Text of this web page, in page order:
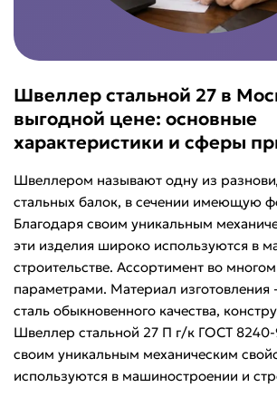
Швеллер стальной 27 в
выгодной цене: основные
характеристики и сферы
Швеллером называют одну из
стальных балок, в сечении имеющую
Благодаря своим уникальным
эти изделия широко используются в
строительстве. Ассортимент во
параметрами. Материал изготовления
сталь обыкновенного качества,
Швеллер стальной 27 П г/к ГОСТ 8240-
своим уникальным механическим
используются в машиностроении и